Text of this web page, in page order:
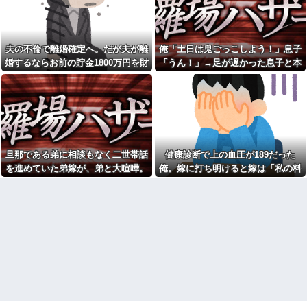
【衝撃】広末涼子さんが地上
波にスピード復帰できる理由←
コレ、誰にも分からない模様w w
w w w w w w
【画像】俺たちの姫本田望
結、久しぶりに画像を投稿した
結果→やっぱりワイらの姫だっ
たw w w w w w w w w w
【画像】ワイの会社の女さ
ん、『コレ』を強調し過ぎて完
全にあたしこ枠を狙ってるんだ
がw w w w w w w w w w w w
【悲報】 マイナ保険証のクソ
ぶり、バレるｗｗｗｗｗｗｗｗ
ｗ
ｗｗｗｗｗｗｗｗｗｗｗｗｗ
【訃報】名探偵コナン声優が
死去 → 今トンデモナイことにな
ってる・・・
【困惑】嫁の誕生日にサプラ
イズしたら「苦行だった」と言
われたんだが…その理由が納得
いかないｗｗｗｗ
こども園から孫が怪我した迎
えにと連絡あり。石をどかして
ミミズ集め足の上に石を落とし
たそうな
Ａちゃんママは遊園地や水族
館が大嫌い。夏休みのお出かけ
先はおばあちゃんちだけ。私の
母「可哀想。孫ちゃんと一緒に
ＴＤＬに連れて行ってあげた
夫の不倫で離婚確定へ。だが夫が離
婚するならお前の貯金1800万円を財
産分与しろ」と言い出した
俺「土日は鬼ごっこしよう！」息子
「うん！」→足が遅かった息子と本
気で遊び続けた10年後…
旦那である弟に相談もなく二世帯話
を進めていた弟嫁が、弟と大喧嘩。
健康診断で上の血圧が189だった
俺。嫁に打ち明けると嫁は「私の料